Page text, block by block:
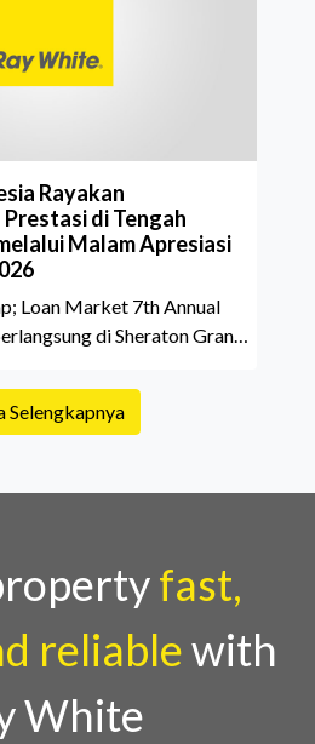
Rayakan
di Tengah
Malam Apresiasi
Loan Market 7th Annual
di Sheraton Grand
bagi para pelaku industri
Lebih dari 400 marketing
White Indon
Selengkapnya
fast,
reliablewith
White